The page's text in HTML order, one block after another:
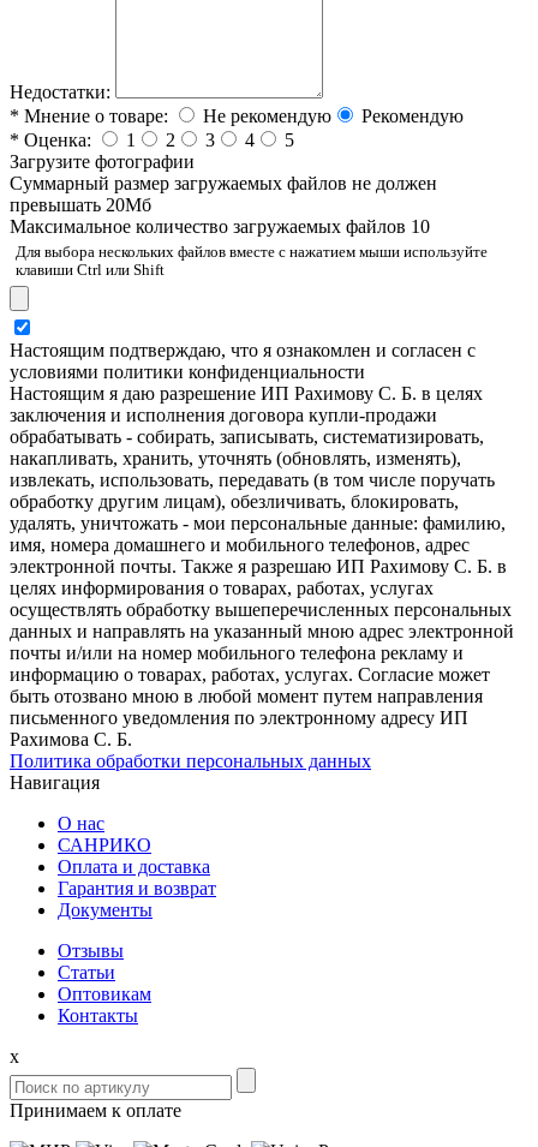
Недостатки:
* Мнение о товаре: Не рекомендую
Рекомендую
* Оценка: 1 2 3 4
5
Загрузите фотографии
Cуммарный размер загружаемых файлов не должен
превышать 20Мб
Максимальное количество загружаемых файлов 10
Для выбора нескольких файлов вместе с нажатием мыши используйте
клавиши Ctrl или Shift
Настоящим подтверждаю, что я ознакомлен и согласен с
условиями политики конфиденциальности
Настоящим я даю разрешение ИП Рахимову С. Б. в целях
заключения и исполнения договора купли-продажи
обрабатывать - собирать, записывать, систематизировать,
накапливать, хранить, уточнять (обновлять, изменять),
извлекать, использовать, передавать (в том числе поручать
обработку другим лицам), обезличивать, блокировать,
удалять, уничтожать - мои персональные данные: фамилию,
имя, номера домашнего и мобильного телефонов, адрес
электронной почты. Также я разрешаю ИП Рахимову С. Б. в
целях информирования о товарах, работах, услугах
осуществлять обработку вышеперечисленных персональных
данных и направлять на указанный мною адрес электронной
почты и/или на номер мобильного телефона рекламу и
информацию о товарах, работах, услугах. Согласие может
быть отозвано мною в любой момент путем направления
письменного уведомления по электронному адресу ИП
Рахимова С. Б.
Политика обработки персональных данных
Навигация
О нас
САНРИКО
Оплата и доставка
Гарантия и возврат
Документы
Отзывы
Статьи
Оптовикам
Контакты
x
Принимаем к оплате